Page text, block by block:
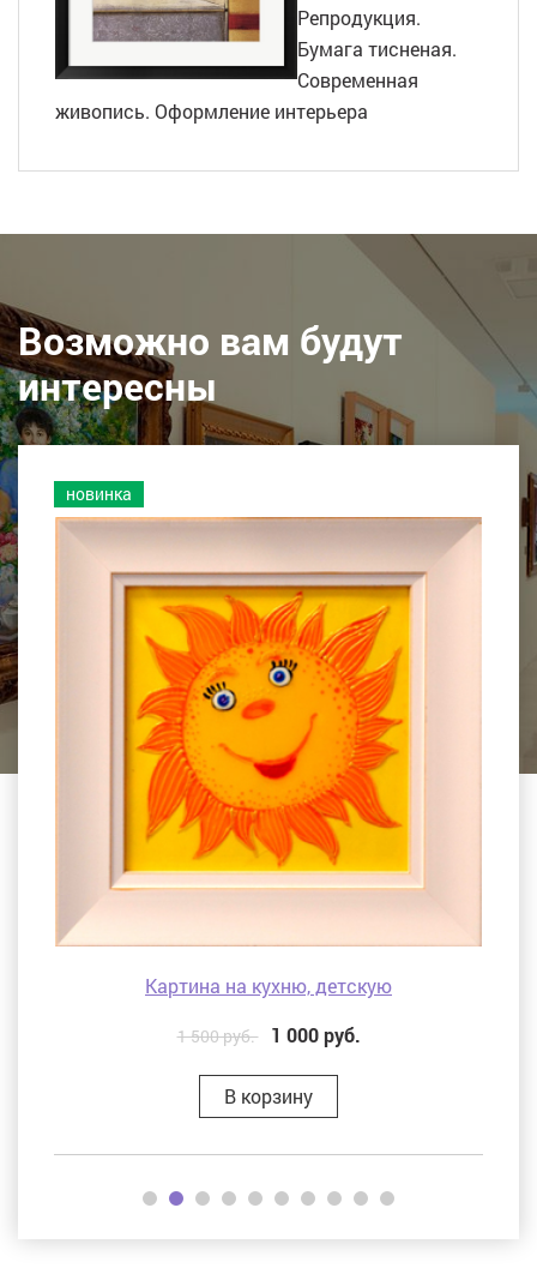
Репродукция.
Бумага тисненая.
Современная
живопись. Оформление интерьера
Возможно вам будут
интересны
новинка
Картина на кухню, детскую
1 500 руб. 1 000руб.
В корзину